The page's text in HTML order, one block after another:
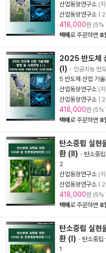
산업동향연구소 (
산업동향연구소
418,000원 (5%
택배로 주문하면 8
2025 반도체
(Ⅰ) - 인공지능 반
5 반도체 산업 기
산업동향연구소 (
산업동향연구소
418,000원 (5%
택배로 주문하면 8
탄소중립 실현
환 (Ⅱ) - 탄소중
2
산업동향연구소 (
산업동향연구소
418,000원 (5%
택배로 주문하면 8
탄소중립 실현
환 (Ⅰ) - 탄소중립
1